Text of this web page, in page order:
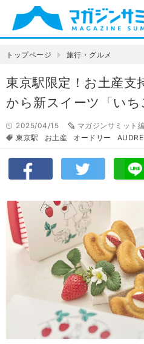
トップページ 旅行・グルメ
東京駅限定！お土産支
から新スイーツ「い
2025/04/15
マガジンサミット
東京駅
お土産 オードリー